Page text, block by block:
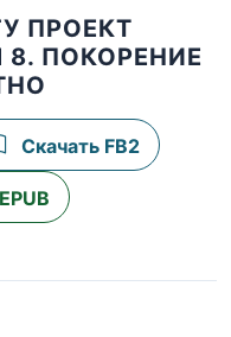
ПРОЕКТ
ПОКОРЕНИЕ
Скачать FB2